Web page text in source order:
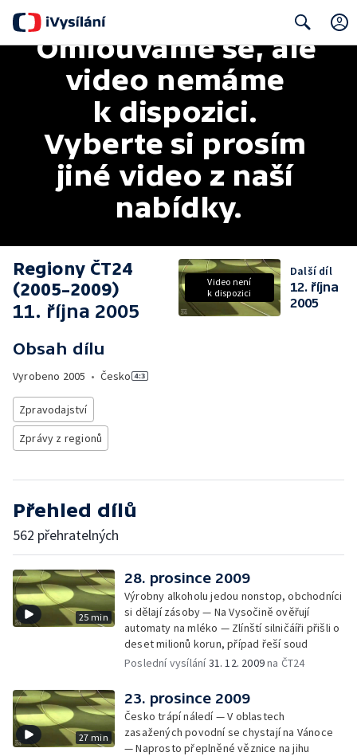
Search
Omlouváme se, ale
video nemáme
k dispozici.
Vyberte si prosím
jiné video z naší
nabídky.
Regiony ČT24
(2005–2009)
11. října 2005
Obsah dílu
Vyrobeno 2005 • Česko
Zpravodajství
Zprávy z regionů
Video není
k dispozici
Další díl
12. října
2005
Přehled dílů
562 přehratelných
25 min
28. prosince 2009
Výrobny alkoholu jedou nonstop, obchodníci
si dělají zásoby — Na Vysočině ověřují
automaty na mléko — Zlínští silničáíři přišli o
deset milionů korun, případ řeší soud
Poslední vysílání31. 12. 2009na ČT24
27 min
23. prosince 2009
Česko trápí náledí — V oblastech
zasažených povodní se chystají na Vánoce
— Naprosto přeplněné věznice na jihu